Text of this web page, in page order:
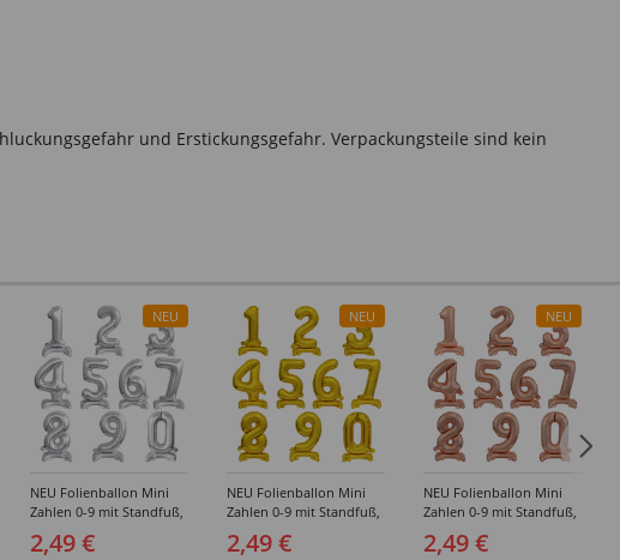
und Erstickungsgefahr. Verpackungsteile sind kein
NEU
NEU Folienballon Mini
Zahlen 0-9 mit Standfuß,
Silber, ca. 38 cm -
Verschiedene Ziffern
2,49 €
NEU
NEU Folienballon Mini
Zahlen 0-9 mit Standfuß,
Gold, ca. 38 cm -
Verschiedene Ziffern
2,49 €
NEU
NEU Folienballon Mini
Zahlen 0-9 mit Standfuß,
Roségold, ca. 38 cm -
Verschiedene Ziffern
2,49 €